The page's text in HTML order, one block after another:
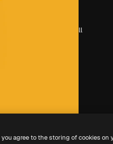
Sälj innehåll
agree to the storing of cookies on